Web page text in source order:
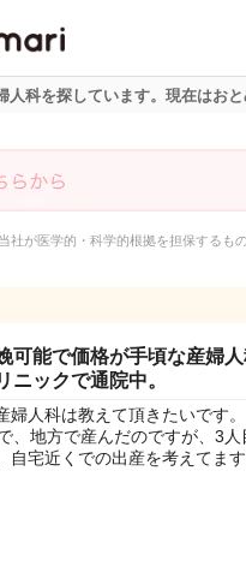
ト
科を探しています。現在はおと
が医学的・科学的根拠を担保するも
可能で価格が手頃な産婦
ックで通院中。
人科は教えて頂きたいです。
、地方で産んだのですが、3人
宅近くでの出産を考えてます